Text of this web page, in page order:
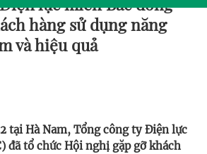
hàng sử dụng năng
và hiệu quả
tại Hà Nam, Tổng công ty Điện lực
đã tổ chức Hội nghị gặp gỡ khách